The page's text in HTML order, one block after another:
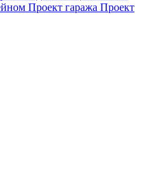
Проект гаража Проект